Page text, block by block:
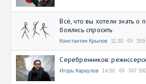
Всё, что вы хотели знать о
боялись спросить
Константин Крылов 11:30
Серебренников:
Игорь Караулов 14:50 347